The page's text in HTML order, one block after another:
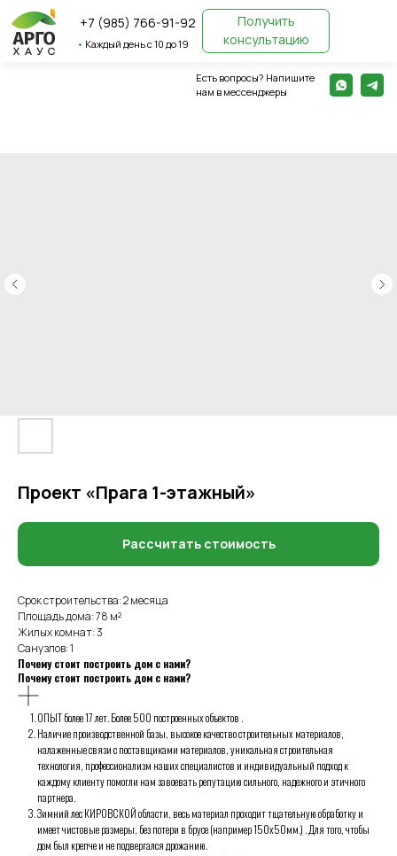
Получить
консультацию
+7 (985) 766-91-92
Каждый день с 10 до 19
Есть вопросы? Напишите
Проект «Прага 1-этажный»
Рассчитать стоимость
Срок строительства: 2 месяца
Площадь дома: 78 м²
Жилых комнат: 3
Санузлов: 1
Почему стоит построить дом с нами?
Почему стоит построить дом с нами?
ОПЫТ более 17 лет. Более 500 построенных объектов .
Наличие производственной базы, высокое качество строительных материалов,
налаженные связи с поставщиками материалов, уникальная строительная
технология, профессионализм наших специалистов и индивидуальный подход к
каждому клиенту помогли нам завоевать репутацию сильного, надежного и этичного
партнера.
Зимний лес КИРОВСКОЙ области, весь материал проходит тщательную обработку и
имеет чистовые размеры, без потери в брусе (например 150х50мм.) . Для того, чтобы
дом был крепче и не подвергался дрожанию.
Комплектации